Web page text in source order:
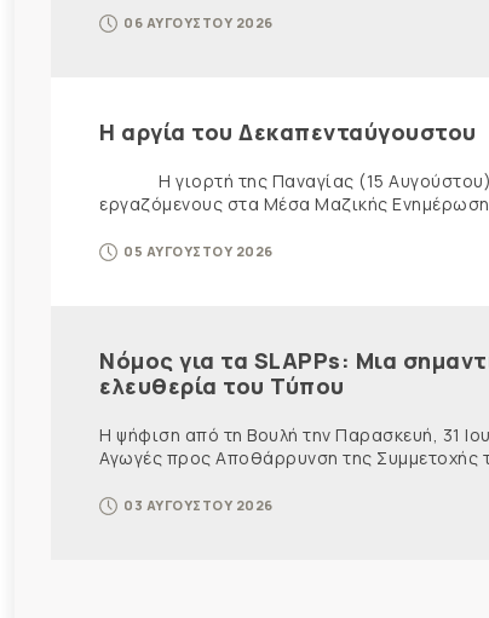
06 ΑΥΓΟΥΣΤΟΥ 2026
Η αργία του Δεκαπενταύγουστου
Η γιορτή της Παναγίας (15 Αυγούστου),
εργαζόμενους στα Μέσα Μαζικής
05 ΑΥΓΟΥΣΤΟΥ 2026
Νόμος για τα SLAPPs: Μια
ελευθερία του Τύπου
Η ψήφιση από τη Βουλή την Παρασκευή, 31
Αγωγές προς Αποθάρρυνση της Συμμετοχής
03 ΑΥΓΟΥΣΤΟΥ 2026